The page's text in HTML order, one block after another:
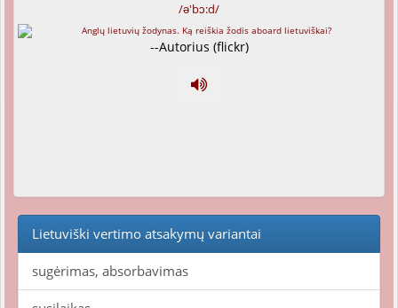
/ə'bɔ:d/
--Autorius (flickr)
Lietuviški vertimo atsakymų variantai
sugėrimas, absorbavimas